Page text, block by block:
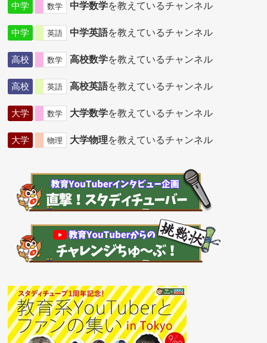
中学 数学 中学数学を教えているチャンネル
中学 英語 中学英語を教えているチャンネル
高校 数学 高校数学を教えているチャンネル
高校 英語 高校英語を教えているチャンネル
大学 数学 大学数学を教えているチャンネル
大学 物理 大学物理を教えているチャンネル